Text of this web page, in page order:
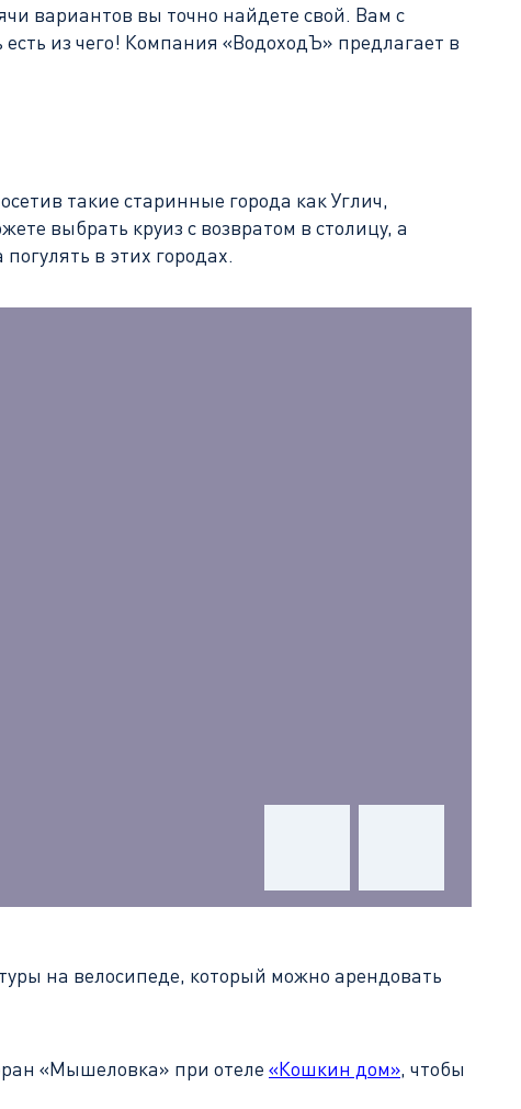
вариантов вы точно найдете свой. Вам с
из чего! Компания «ВодоходЪ» предлагает в
такие старинные города как Углич,
выбрать круиз с возвратом в столицу, а
в этих городах.
на велосипеде, который можно арендовать
«Мышеловка» при отеле «Кошкин дом», чтобы